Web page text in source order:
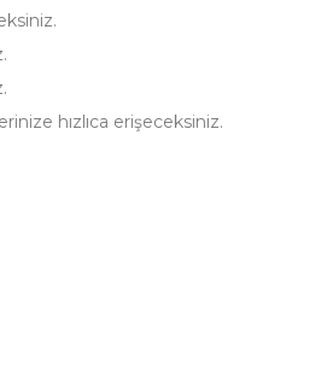
hızlıca erişeceksiniz.